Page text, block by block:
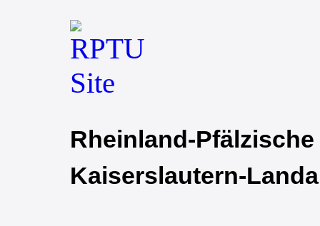
Rheinland-
Kaiserslautern-